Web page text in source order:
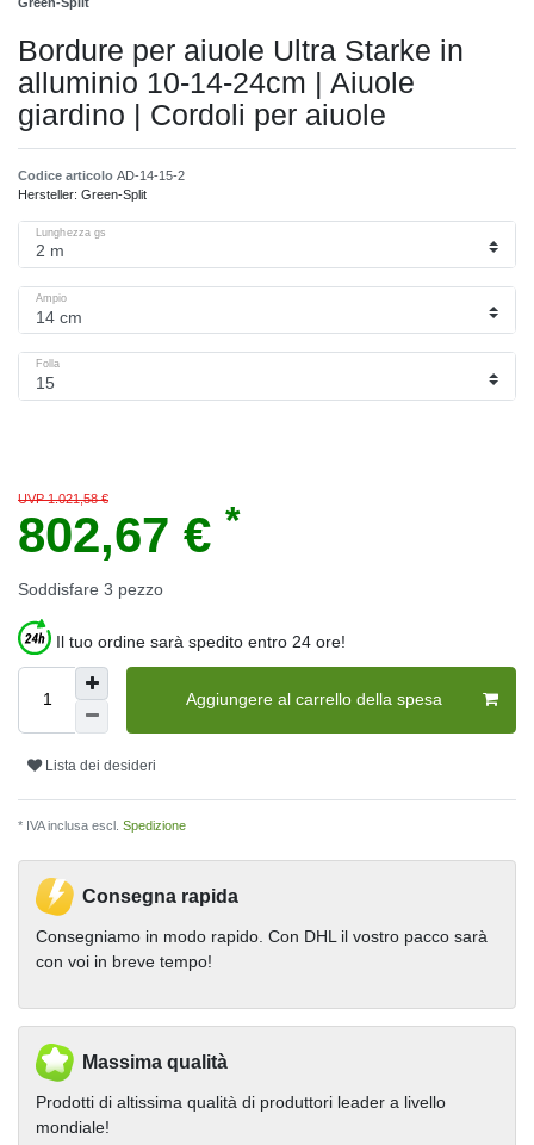
Bordure per aiuole Ultra Starke in
alluminio 10-14-24cm | Aiuole
giardino | Cordoli per aiuole
Codice articolo AD-14-15-2
Hersteller: Green-Split
Lunghezza gs
Ampio
Folla
UVP 1.021,58 €
802,67 € *
Soddisfare 3 pezzo
Il tuo ordine sarà spedito entro 24 ore!
Aggiungere al carrello della spesa
Lista dei desideri
* IVA inclusa escl. Spedizione
Consegna rapida
Consegniamo in modo rapido. Con DHL il vostro pacco sarà
con voi in breve tempo!
Massima qualità
Prodotti di altissima qualità di produttori leader a livello
mondiale!